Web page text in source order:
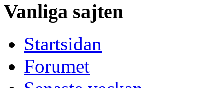
Vanliga sajten
Startsidan
Forumet